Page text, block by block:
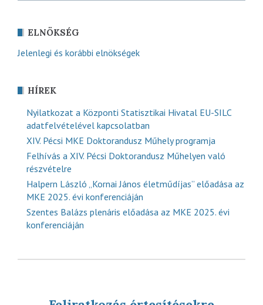
ELNÖKSÉG
Jelenlegi és korábbi elnökségek
HÍREK
Nyilatkozat a Központi Statisztikai Hivatal EU-SILC
adatfelvételével kapcsolatban
XIV. Pécsi MKE Doktorandusz Műhely programja
Felhívás a XIV. Pécsi Doktorandusz Műhelyen való
részvételre
Halpern László „Kornai János életműdíjas” előadása az
MKE 2025. évi konferenciáján
Szentes Balázs plenáris előadása az MKE 2025. évi
konferenciáján